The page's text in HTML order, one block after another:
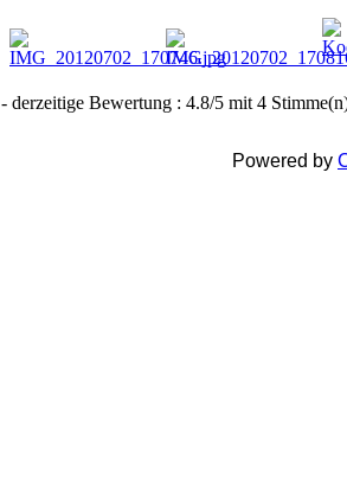
- derzeitige Bewertung : 4.8/5 mit 4
Powered by